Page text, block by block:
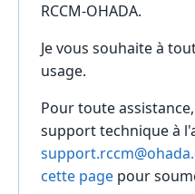
RCCM-OHADA.
Je vous souhaite à
usage.
Pour toute
support technique à
cette page pour